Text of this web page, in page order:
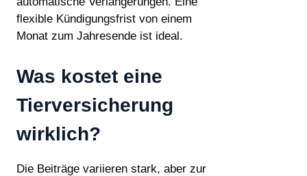
flexible Kündigungsfrist von einem
Monat zum Jahresende ist ideal.
Was kostet eine
Tierversicherung
wirklich?
Die Beiträge variieren stark, aber zur